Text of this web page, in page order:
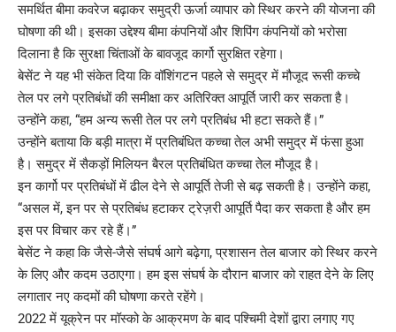
समर्थित बीमा कवरेज बढ़ाकर समुद्री ऊर्जा व्यापार को स्थिर करने की योजना की
घोषणा की थी। इसका उद्देश्य बीमा कंपनियों और शिपिंग कंपनियों को भरोसा
दिलाना है कि सुरक्षा चिंताओं के बावजूद कार्गो सुरक्षित रहेगा।
बेसेंट ने यह भी संकेत दिया कि वॉशिंगटन पहले से समुद्र में मौजूद रूसी कच्चे
तेल पर लगे प्रतिबंधों की समीक्षा कर अतिरिक्त आपूर्ति जारी कर सकता है।
उन्होंने कहा, “हम अन्य रूसी तेल पर लगे प्रतिबंध भी हटा सकते हैं।”
उन्होंने बताया कि बड़ी मात्रा में प्रतिबंधित कच्चा तेल अभी समुद्र में फंसा हुआ
है। समुद्र में सैकड़ों मिलियन बैरल प्रतिबंधित कच्चा तेल मौजूद है।
इन कार्गो पर प्रतिबंधों में ढील देने से आपूर्ति तेजी से बढ़ सकती है। उन्होंने कहा,
“असल में, इन पर से प्रतिबंध हटाकर ट्रेज़री आपूर्ति पैदा कर सकता है और हम
इस पर विचार कर रहे हैं।”
बेसेंट ने कहा कि जैसे-जैसे संघर्ष आगे बढ़ेगा, प्रशासन तेल बाजार को स्थिर करने
के लिए और कदम उठाएगा। हम इस संघर्ष के दौरान बाजार को राहत देने के लिए
लगातार नए कदमों की घोषणा करते रहेंगे।
2022 में यूक्रेन पर मॉस्को के आक्रमण के बाद पश्चिमी देशों द्वारा लगाए गए